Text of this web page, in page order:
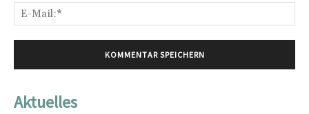
Aktuelles